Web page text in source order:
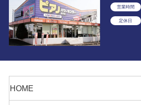
営業時間
定休日
HOME